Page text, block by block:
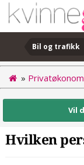
Bil og trafikk
»
Vil
Hvilken